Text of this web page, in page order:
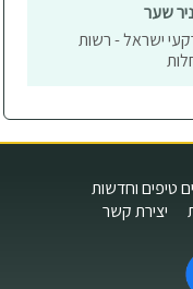
שער
ישראל - רשות
טיפים וחדשות
יצירת קשר